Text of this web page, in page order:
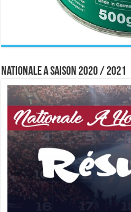
Nationale A saison 2020 / 2021